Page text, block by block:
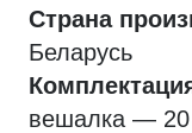
Страна
Беларусь
вешалка —